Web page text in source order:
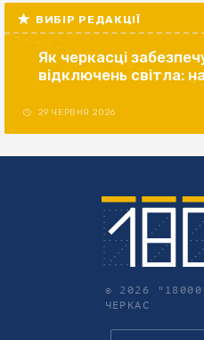
ВИБІР РЕДАКЦІЇ
Як черкасці
відключень світла:
29 ЧЕРВНЯ 2026
© 2026
ЧЕРКАС